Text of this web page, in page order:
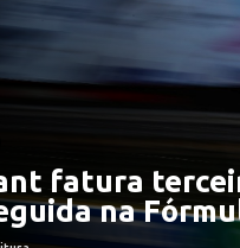
fatura
na